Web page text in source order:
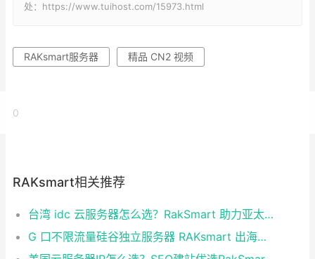
处：https://www.tuihost.com/15973.html
RAKsmart服务器 精品 CN2 视频
0
RAKsmart相关推荐
台湾 idc 云服务器怎么选？RakSmart 助力亚太业务高效部署
G 口不限流量硅谷独立服务器 RAKsmart 出海业务实测